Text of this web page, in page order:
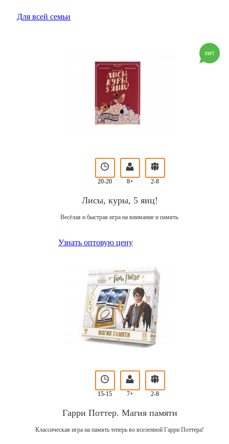
для всей семьи
20-20 8+ 2-8
Лисы, куры, 5 яиц!
Весёлая и быстрая игра на внимание и память.
Узнать оптовую цену
15-15 7+ 2-8
Гарри Поттер. Магия памяти
Классическая игра на память теперь во вселенной Гарри Поттера!